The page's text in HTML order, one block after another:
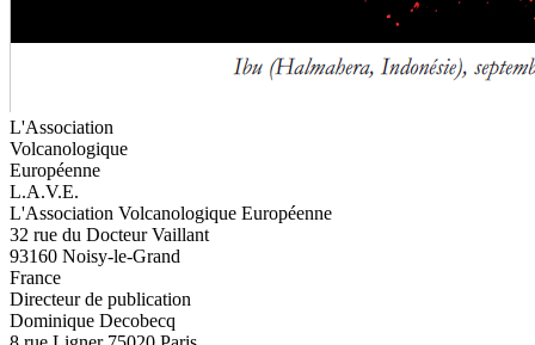
L'Association
Volcanologique
Européenne
L.A.V.E.
L'Association Volcanologique Européenne
32 rue du Docteur Vaillant
93160 Noisy-le-Grand
France
Directeur de publication
Dominique Decobecq